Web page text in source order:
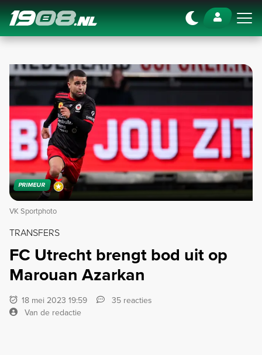
Navigation
PRIMEUR
VK Sportphoto
TRANSFERS
FC Utrecht brengt bod uit op
Marouan Azarkan
18 mei 2023 19:59
35 reacties
Van de redactie